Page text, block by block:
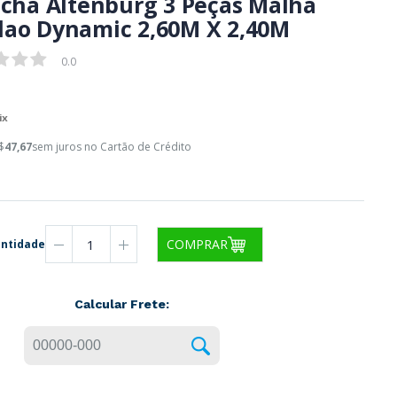
Dynamic 2,60M X 2,40M
0.0
0.0
47,67sem juros no Cartão de Crédito
COMPRAR
Calcular Frete: